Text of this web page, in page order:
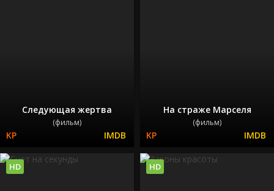
Следующая жертва
(фильм)
На страже Марселя
(фильм)
HD HD